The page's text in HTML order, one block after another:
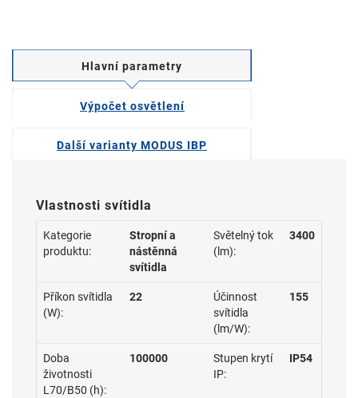
Hlavní parametry
Výpočet osvětlení
Další varianty MODUS IBP
Vlastnosti svítidla
Kategorie
produktu:
Stropní a
nástěnná
svítidla
Světelný tok
(lm):
3400
Příkon svítidla
(W):
22
Účinnost
svítidla
(lm/W):
155
Doba
životnosti
L70/B50 (h):
100000
Stupen krytí
IP:
IP54